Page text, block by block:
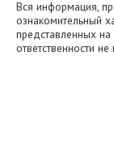
Вся информация,
ознакомительный
представленных на
ответственности не